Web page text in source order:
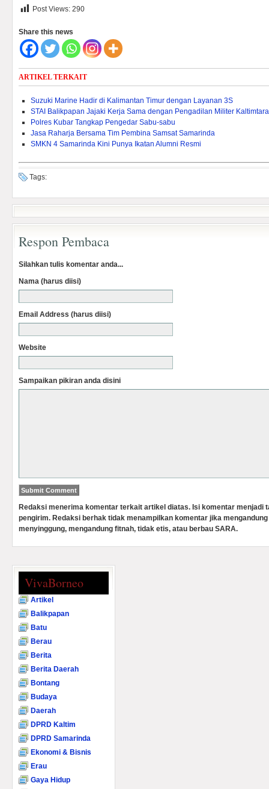
Post Views: 290
Share this news
ARTIKEL TERKAIT
Suzuki Marine Hadir di Kalimantan Timur dengan Layanan 3S
STAI Balikpapan Jajaki Kerja Sama dengan Pengadilan Militer Kaltimtara
Polres Kubar Tangkap Pengedar Sabu-sabu
Jasa Raharja Bersama Tim Pembina Samsat Samarinda
SMKN 4 Samarinda Kini Punya Ikatan Alumni Resmi
Tags:
Respon Pembaca
Silahkan tulis komentar anda...
Nama (harus diisi)
Email Address (harus diisi)
Website
Sampaikan pikiran anda disini
Redaksi menerima komentar terkait artikel diatas. Isi komentar menjadi
pengirim. Redaksi berhak tidak menampilkan komentar jika
menyinggung, mengandung fitnah, tidak etis, atau berbau SARA.
VivaBorneo
Artikel
Balikpapan
Batu
Berau
Berita
Berita Daerah
Bontang
Budaya
Daerah
DPRD Kaltim
DPRD Samarinda
Ekonomi & Bisnis
Erau
Gaya Hidup